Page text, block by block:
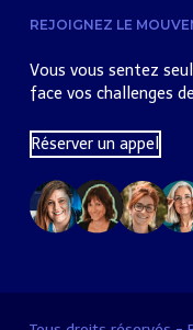
REJOIGNEZ LE
Vous vous sentez
face vos challenges
Réserver un appel